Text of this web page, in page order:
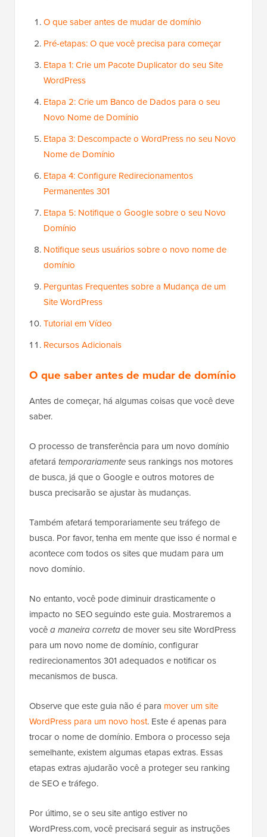
O que saber antes de mudar de domínio
Pré-etapas: O que você precisa para começar
Etapa 1: Crie um Pacote Duplicator do seu Site
WordPress
Etapa 2: Crie um Banco de Dados para o seu
Novo Nome de Domínio
Etapa 3: Descompacte o WordPress no seu Novo
Nome de Domínio
Etapa 4: Configure Redirecionamentos
Permanentes 301
Etapa 5: Notifique o Google sobre o seu Novo
Domínio
Notifique seus usuários sobre o novo nome de
domínio
Perguntas Frequentes sobre a Mudança de um
Site WordPress
Tutorial em Vídeo
Recursos Adicionais
O que saber antes de mudar de domínio
Antes de começar, há algumas coisas que você deve
saber.
O processo de transferência para um novo domínio
afetará temporariamenteseus rankings nos motores
de busca, já que o Google e outros motores de
busca precisarão se ajustar às mudanças.
Também afetará temporariamente seu tráfego de
busca. Por favor, tenha em mente que isso é normal e
acontece com todos os sites que mudam para um
novo domínio.
No entanto, você pode diminuir drasticamente o
impacto no SEO seguindo este guia. Mostraremos a
vocêa maneira corretade mover seu site WordPress
para um novo nome de domínio, configurar
redirecionamentos 301 adequados e notificar os
mecanismos de busca.
Observe que este guia não é para mover um site
WordPress para um novo host. Este é apenas para
trocar o nome de domínio. Embora o processo seja
semelhante, existem algumas etapas extras. Essas
etapas extras ajudarão você a proteger seu ranking
de SEO e tráfego.
Por último, se o seu site antigo estiver no
WordPress.com, você precisará seguir as instruções